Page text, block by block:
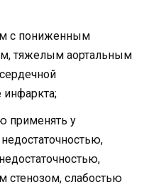
с пониженным
тяжелым аортальным
инфаркта;
применять у
слабостью